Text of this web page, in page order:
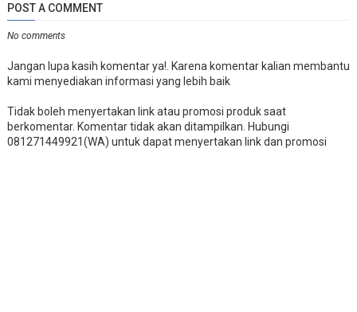
POST A COMMENT
No comments
Jangan lupa kasih komentar ya!. Karena komentar kalian membantu
kami menyediakan informasi yang lebih baik
Tidak boleh menyertakan link atau promosi produk saat
berkomentar. Komentar tidak akan ditampilkan. Hubungi
081271449921(WA) untuk dapat menyertakan link dan promosi